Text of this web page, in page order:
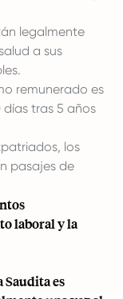
legalmente
a sus
remunerado es
tras 5 años
los
pasajes de
laboral y la
es